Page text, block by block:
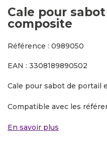
Cale pour
composite
Référence : 0989050
EAN : 3308189890502
Cale pour sabot de portail
Compatible avec les
En savoir plus